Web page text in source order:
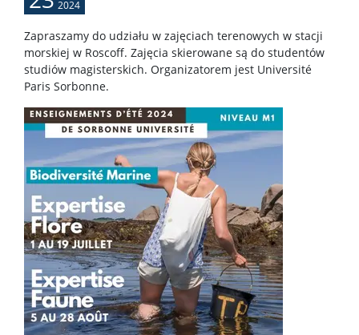
NAUKA
Projekty
Publikacje i patenty
Nagrody i wyróżnienia
Konferencje
Stopnie i tytuły
Rada Naukowa Dyscypliny
2024
Zapraszamy do udziału w zajęciach terenowych w stacji
morskiej w Roscoff. Zajęcia skierowane są do studentów
studiów magisterskich. Organizatorem jest Université
Paris Sorbonne.